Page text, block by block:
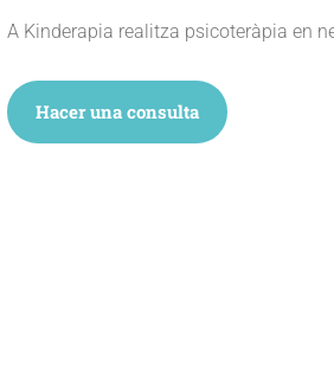
A Kinderapia realitza psicoteràpia en
Hacer una consulta